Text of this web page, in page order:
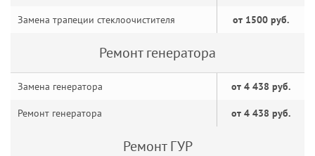
Замена трапеции стеклоочистителя от 1500 руб.
Ремонт генератора
Замена генератора от 4 438 руб.
Ремонт генератора от 4 438 руб.
Ремонт ГУР